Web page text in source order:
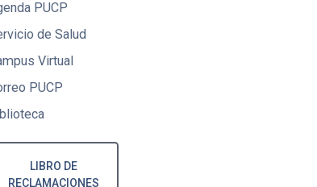
PUCP
de Salud
Virtual
PUCP
LIBRO DE
RECLAMACIONES